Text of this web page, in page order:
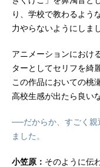
り、学校で教わるよう
力やらないようにしま
アニメーションにおけ
ターとしてセリフを綺
この作品においての桃
高校生感が出たら良い
──だからか、すごく親
ました。
小笠原： そのように伝